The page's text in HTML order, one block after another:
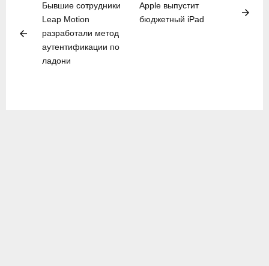
arrow_back
Бывшие сотрудники
Leap Motion
разработали метод
аутентификации по
ладони
Apple выпустит
бюджетный iPad
arrow_forward